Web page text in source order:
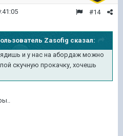
#14
Zasofig сказал:
и у нас на абордаж можно
скучную прокачку, хочешь